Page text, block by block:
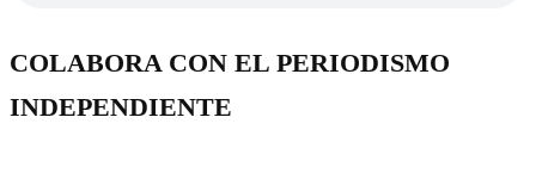
COLABORA CON EL PERIODISMO
INDEPENDIENTE